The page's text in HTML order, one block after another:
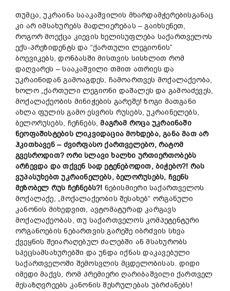
თუმცა, უკრაინა სააკაშვილის მხარდამჭერებისგანაც
კი არ იმსახურებს მადლიერებას – გაიხსენეთ,
როგორ მოექცა კიევის ხელისუფლება საქართველოს
ექს-პრეზიდენტს და “ქართული ლეგიონის”
ბოევიკებს, დონბასში მისთვის სისხლით რომ
დაღვარეს – სააკაშვილი თმით ათრიეს და
უკრაინიდან გამოაგდეს, ჩამოართვეს მოქალაქეობა,
ხოლო „ქართული ლეგიონი დაშალეს და გამოაძევეს,
მოქალაქეობის მინიჭების გარეშე! ზოგი მათგანი
ახლა ფულის გამო ესვრის რუსებს, უკრაინელებს,
ბელორუსებს, ჩეჩნებს,მაგრამ როცა უკრაინაში
ნეოფაშისტების ლიკვიდაცია მოხდება,განა მათარ
ჰკითხავენ – ძვირფასოქართველებო, რატომ
გვესროდით?ორისლავიხალხი ურთიერთობებს
არჩევდა დათქვენ სადეტენებოდით, ბიჭებო?! რას
ვუპასუხებთუკრაინელებს,ბელორუსებს, ჩვენს
მეზობელ რუს ჩეჩნებს?! ნებისმიერი საქართველოს
მოქალაქე, „მოქალაქეობის შესახებ“ ორგანული
კანონის მიხედვით, ავტომატურად კარგავს
მოქალაქეობას, თუ საქართველოს კომპეტენტური
ორგანოების ნებართვის გარეშე იბრძვის სხვა
ქვეყნის შეიარაღებულ ძალებში ან მსახურობს
სპეცსამსახურებში და უნდა იქნას დაკავებული
საქართველოში შემოსვლის მცდელობისას. დიდი
იმედი მაქვს, რომ პრემიერი ღარიბაშვილი ქართველ
მესაზღვრეებს კანონის შესრულებას უბრძანებს!